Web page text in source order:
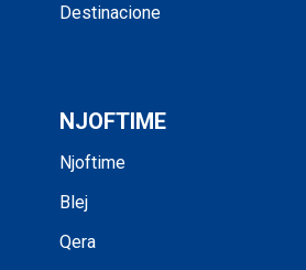
Destinacione
NJOFTIME
Njoftime
Blej
Qera